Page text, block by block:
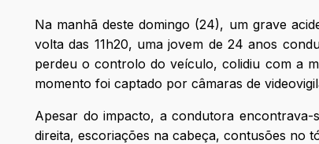
Na manhã deste domingo (24), um grave
volta das 11h20, uma jovem de 24 anos
perdeu o controlo do veículo, colidiu com a
momento foi captado por câmaras de
Apesar do impacto, a condutora
direita, escoriações na cabeça, contusões no